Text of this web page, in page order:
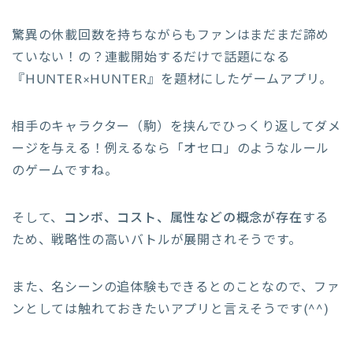
驚異の休載回数を持ちながらもファンはまだまだ諦め
ていない！の？連載開始するだけで話題になる
『HUNTER×HUNTER』を題材にしたゲームアプリ。
相手のキャラクター（駒）を挟んでひっくり返してダメ
ージを与える！例えるなら「オセロ」のようなルール
のゲームですね。
そして、 コンボ、コスト、属性などの概念が存在する
ため、戦略性の高いバトルが展開されそうです。
また、名シーンの追体験もできるとのことなので、ファ
ンとしては触れておきたいアプリと言えそうです(^^)